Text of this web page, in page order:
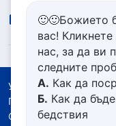
Условия за ползване
Политика за
Със съдействието на
🙂🙂Божието
вас!
нас, за да ви
следните
А. Как да
Б. Как да
бедствия